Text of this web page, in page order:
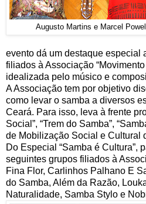
Augusto Martins e Marcel Powell
evento dá um destaque especial
filiados à Associação
idealizada pelo músico e
A Associação tem por objetivo
como levar o samba a diversos
Ceará. Para isso, leva à frente
Social”, “Trem do Samba”,
de Mobilização Social e Cultural
Do Especial “Samba é Cultura”,
seguintes grupos filiados à
Fina Flor, Carlinhos Palhano E
do Samba, Além da Razão,
Naturalidade, Samba Stylo e